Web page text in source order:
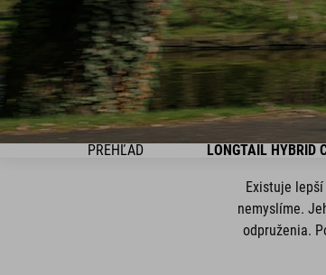
PREHĽAD LONGTAIL HYBRID
Existuje
nemyslíme.
odpruženia.